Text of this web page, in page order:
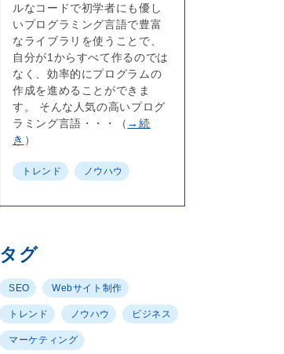
ルなコードで初学者にも優し
いプログラミング言語で豊富
なライブラリを使うことで、
自分が1からすべて作るのでは
なく、効率的にプログラムの
作成を進めることができま
す。 そんな人気の高いプログ
ラミング言語・・・（ →続
き ）
トレンド ノウハウ
タグ
SEO Webサイト制作
トレンド ノウハウ ビジネス
マーケティング